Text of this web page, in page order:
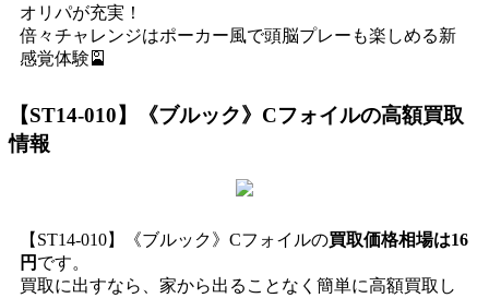
オリパが充実！
倍々チャレンジはポーカー風で頭脳プレーも楽しめる新
感覚体験🎴
【ST14-010】《ブルック》Cフォイルの高額買取
情報
【ST14-010】《ブルック》Cフォイルの買取価格相場は16
円 です。
買取に出すなら、家から出ることなく簡単に高額買取し